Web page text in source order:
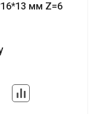
мм Z=6